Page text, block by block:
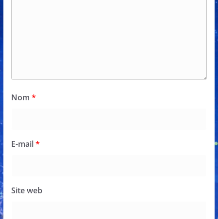
Nom *
E-mail*
Site web